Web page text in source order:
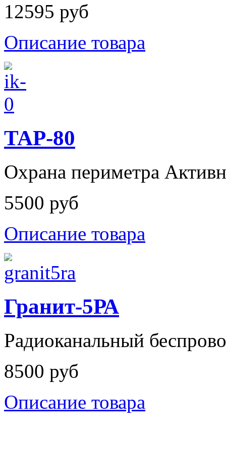
12595 руб
Описание товара
TAP-80
Охрана периметра
5500 руб
Описание товара
Гранит-5РА
Радиоканальный
8500 руб
Описание товара